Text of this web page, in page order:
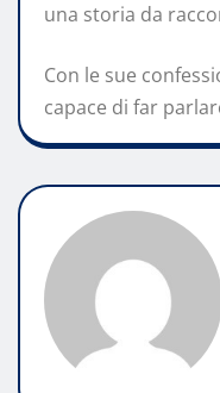
una storia da
Con le sue
capace di far